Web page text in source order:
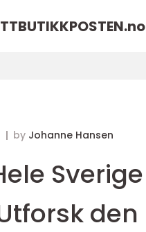
no
by Johanne Hansen
Sverige
den